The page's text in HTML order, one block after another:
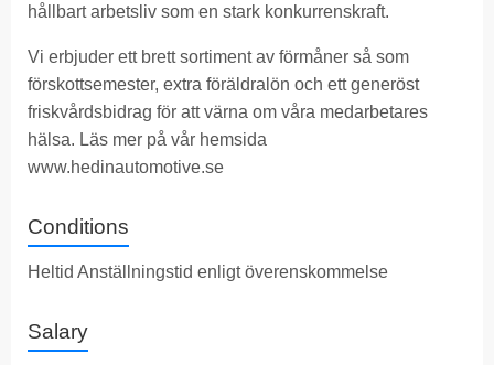
hållbart arbetsliv som en stark konkurrenskraft.
Vi erbjuder ett brett sortiment av förmåner så som
förskottsemester, extra föräldralön och ett generöst
friskvårdsbidrag för att värna om våra medarbetares
hälsa. Läs mer på vår hemsida
www.hedinautomotive.se
Conditions
Heltid Anställningstid enligt överenskommelse
Salary